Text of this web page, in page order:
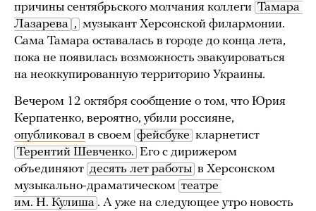
причины сентябрьского молчания коллеги Тамара
Лазарева , музыкант Херсонской филармонии.
Сама Тамара оставалась в городе до конца лета,
пока не появилась возможность эвакуироваться
на неоккупированную территорию Украины.
Вечером 12 октября сообщение о том, что Юрия
Керпатенко, вероятно, убили россияне,
опубликовал в своем фейсбуке кларнетист
Терентий Шевченко. Его с дирижером
объединяют десять лет работы в Херсонском
музыкально-драматическом театре
им. Н. Кулиша . А уже на следующее утро новость